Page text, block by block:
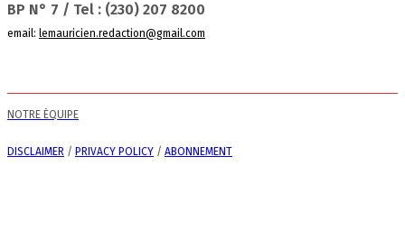
BP N° 7 / Tel : (230) 207 8200
email: lemauricien.redaction@gmail.com
NOTRE ÉQUIPE
DISCLAIMER / PRIVACY POLICY / ABONNEMENT